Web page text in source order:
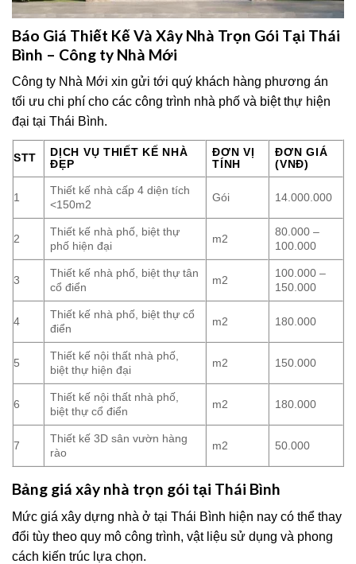
Báo Giá Thiết Kế Và Xây Nhà Trọn Gói Tại Thái
Bình – Công ty Nhà Mới
Công ty Nhà Mới xin gửi tới quý khách hàng phương án
tối ưu chi phí cho các công trình nhà phố và biệt thự hiện
đại tại Thái Bình.
STT
DỊCH VỤ THIẾT KẾ NHÀ
ĐẸP
ĐƠN VỊ
TÍNH
ĐƠN GIÁ
(VNĐ)
1
Thiết kế nhà cấp 4 diện tích
<150m2
Gói 14.000.000
2
Thiết kế nhà phố, biệt thự
phố hiện đại
m2
80.000 –
100.000
3
Thiết kế nhà phố, biệt thự tân
cổ điển
m2
100.000 –
150.000
4
Thiết kế nhà phố, biệt thự cổ
điển
m2 180.000
5
Thiết kế nội thất nhà phố,
biệt thự hiện đại
m2 150.000
6
Thiết kế nội thất nhà phố,
biệt thự cổ điển
m2 180.000
7
Thiết kế 3D sân vườn hàng
rào
m2 50.000
Bảng giá xây nhà trọn gói tại Thái Bình
Mức giá xây dựng nhà ở tại Thái Bình hiện nay có thể thay
đổi tùy theo quy mô công trình, vật liệu sử dụng và phong
cách kiến trúc lựa chọn.